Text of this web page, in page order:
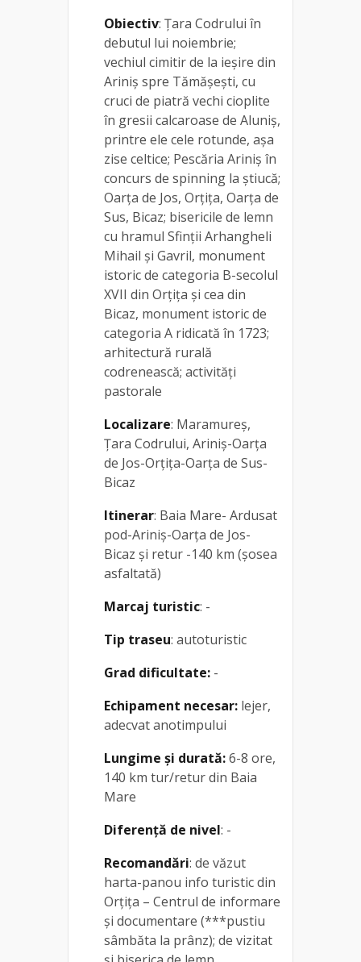
Obiectiv: Țara Codrului în
debutul lui noiembrie;
vechiul cimitir de la ieșire din
Ariniș spre Tămășești, cu
cruci de piatră vechi cioplite
în gresii calcaroase de Aluniș,
printre ele cele rotunde, așa
zise celtice; Pescăria Ariniș în
concurs de spinning la știucă;
Oarța de Jos, Orțița, Oarța de
Sus, Bicaz; bisericile de lemn
cu hramul Sfinții Arhangheli
Mihail și Gavril, monument
istoric de categoria B-secolul
XVII din Orțița și cea din
Bicaz, monument istoric de
categoria A ridicată în 1723;
arhitectură rurală
codrenească; activități
pastorale
Localizare: Maramureș,
Țara Codrului, Ariniș-Oarța
de Jos-Orțița-Oarța de Sus-
Bicaz
Itinerar: Baia Mare- Ardusat
pod-Ariniș-Oarța de Jos-
Bicaz și retur -140 km (șosea
asfaltată)
Marcaj turistic: -
Tip traseu: autoturistic
Grad dificultate: -
Echipament necesar: lejer,
adecvat anotimpului
Lungime și durată:6-8 ore,
140 km tur/retur din Baia
Mare
Diferență de nivel: -
Recomandări: de văzut
harta-panou info turistic din
Orțița – Centrul de informare
și documentare (***pustiu
sâmbăta la prânz); de vizitat